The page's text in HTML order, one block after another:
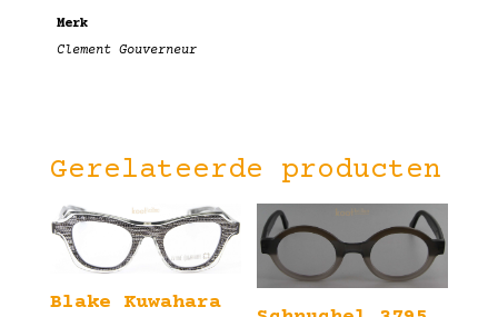
Merk
Clement Gouverneur
Gerelateerde producten
Blake Kuwahara